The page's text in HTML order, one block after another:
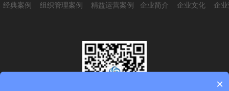
经典案例
组织管理案例 精益运营案例
企业简介
企业文化 企
×